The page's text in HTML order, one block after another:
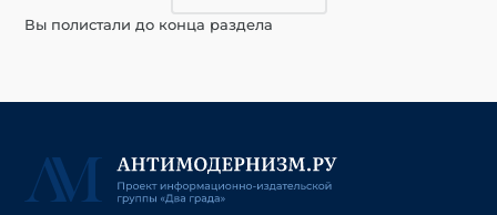
Вы полистали до конца раздела